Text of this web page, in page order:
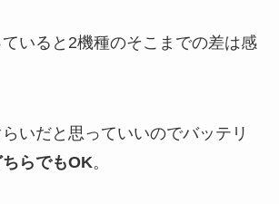
いると2機種のそこまでの差は感
いだと思っていいのでバッテリ
ちらでもOK。